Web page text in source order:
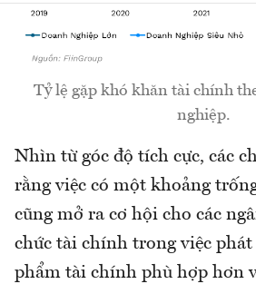
Tỷ lệ gặp khó khăn tài chính
nghiệp.
Nhìn từ góc độ tích cực, các
rằng việc có một khoảng
cũng mở ra cơ hội cho các
chức tài chính trong việc phát
phẩm tài chính phù hợp hơn